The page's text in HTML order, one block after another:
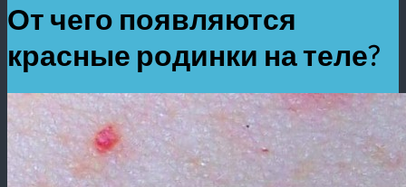
От чего появляются
красные родинки на теле?